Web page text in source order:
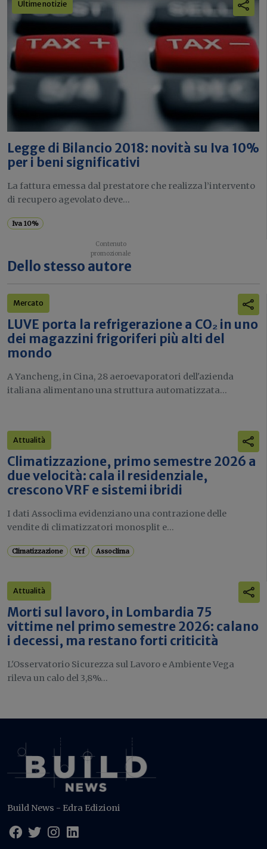
Ultime notizie
Legge di Bilancio 2018: novità su Iva 10%
per i beni significativi
La fattura emessa dal prestatore che realizza l’intervento
di recupero agevolato deve...
Iva 10%
Dello stesso autore
Mercato
LUVE porta la refrigerazione a CO₂ in uno
dei magazzini frigoriferi più alti del
mondo
A Yancheng, in Cina, 28 aeroevaporatori dell'azienda
italiana alimentano una struttura automatizzata...
Attualità
Climatizzazione, primo semestre 2026 a
due velocità: cala il residenziale,
crescono VRF e sistemi ibridi
I dati Assoclima evidenziano una contrazione delle
vendite di climatizzatori monosplit e...
Climatizzazione Vrf Assoclima
Attualità
Morti sul lavoro, in Lombardia 75
vittime nel primo semestre 2026: calano
i decessi, ma restano forti criticità
L'Osservatorio Sicurezza sul Lavoro e Ambiente Vega
rileva un calo del 3,8%...
Build News - Edra Edizioni